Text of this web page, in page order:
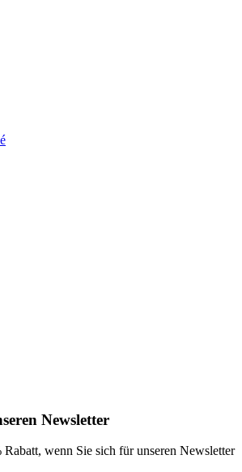
Newsletter
wenn Sie sich für unseren Newsletter